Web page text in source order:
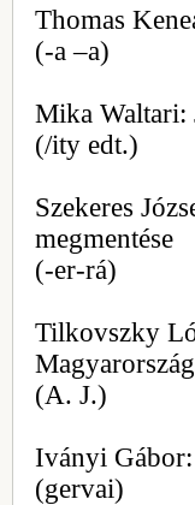
Thomas
(-a –a)
Mika Waltari:
(/ity edt.)
Szekeres
megmentése
(-er-rá)
Tilkovszky
(A. J.)
Iványi
(gervai)